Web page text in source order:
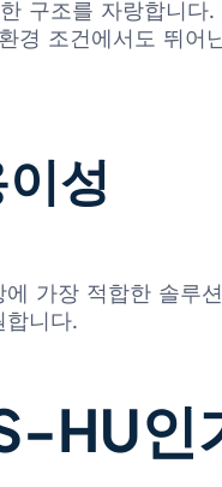
구조를 자랑합니
조건에서도 뛰어
성
가장 적합한 솔루
니다.
HU인